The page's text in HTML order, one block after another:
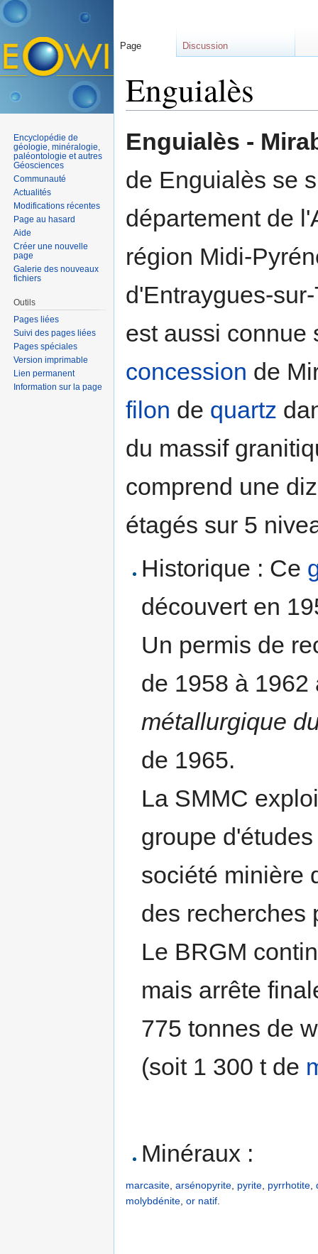
Enguialès
Enguialès -
de Enguialès se
département de
région Midi-
d'Entraygues-
est aussi connue
concession de
filon de quartz
du massif
comprend une
étagés sur 5
Historique : Ce
découvert en
Un permis de
de 1958 à
métallurgique
de 1965.
La SMMC
groupe
société minière
des recherches
Le BRGM
mais arrête
775 tonnes de
(soit 1 300 t de
Minéraux :
marcasite, arsénopyrite, pyrite, pyrrhotite,
molybdénite, or natif.
Page Discussion
Encyclopédie de
géologie, minéralogie,
paléontologie et autres
Géosciences
Communauté
Actualités
Modifications récentes
Page au hasard
Aide
Créer une nouvelle
page
Galerie des nouveaux
fichiers
Outils
Pages liées
Suivi des pages liées
Pages spéciales
Version imprimable
Lien permanent
Information sur la page